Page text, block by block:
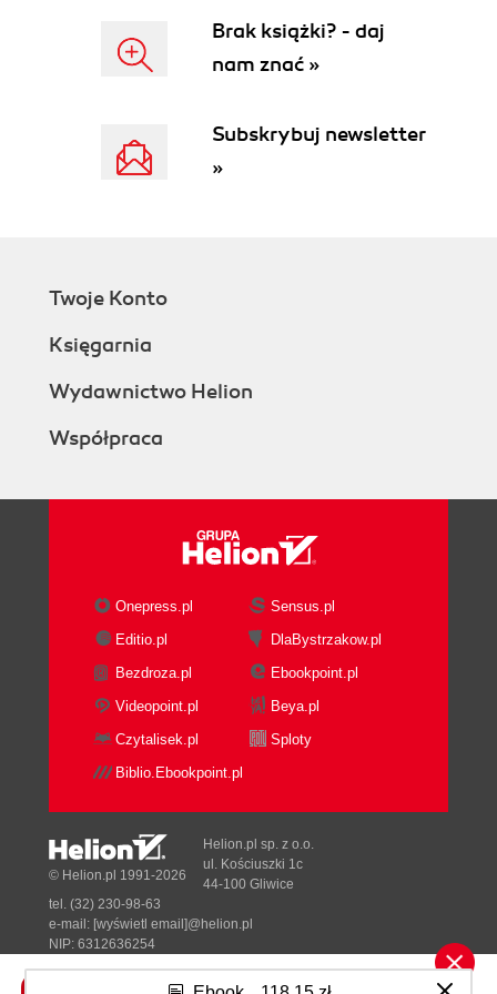
Creating a New Blank Document
Creating a New Document from a
Existing Document
Typing Some Text
Opening an Existing Document
The Zoom Dialog Box
Working with Multiple Windows
3. Editing and Formatting
Selecting and Moving Text
Four Ways to Move Text
Option 1: The Ctrl Key
Option 2: Right-Click
Option 3: Use the Home Tab
Pane
Finding and Replacing Text
Searching with the Navigation Pane
Setting Search Options
Searching with the Find and Replace
Dialog Box
Text Formatting: Font, Size, and Style
Brak książki? - daj
nam znać »
Subskrybuj newsletter
»
Twoje Konto
Księgarnia
Wydawnictwo Helion
Współpraca
Onepress.pl
Sensus.pl
Editio.pl
DlaBystrzakow.pl
Bezdroza.pl
Ebookpoint.pl
Videopoint.pl
Beya.pl
Czytalisek.pl
Sploty
Biblio.Ebookpoint.pl
© Helion.pl 1991-2026
Helion.pl sp. z o.o.
ul. Kościuszki 1c
44-100 Gliwice
tel. (32) 230-98-63
e-mail: [wyświetl email]@helion.pl
NIP: 6312636254